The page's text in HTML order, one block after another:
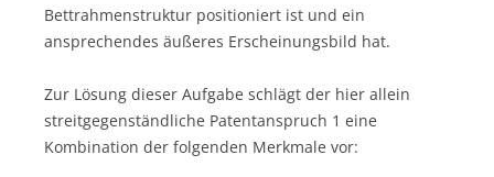
Bettrahmenstruktur positioniert ist und ein
ansprechendes äußeres Erscheinungsbild hat.
Zur Lösung dieser Aufgabe schlägt der hier allein
streitgegenständliche Patentanspruch 1 eine
Kombination der folgenden Merkmale vor: